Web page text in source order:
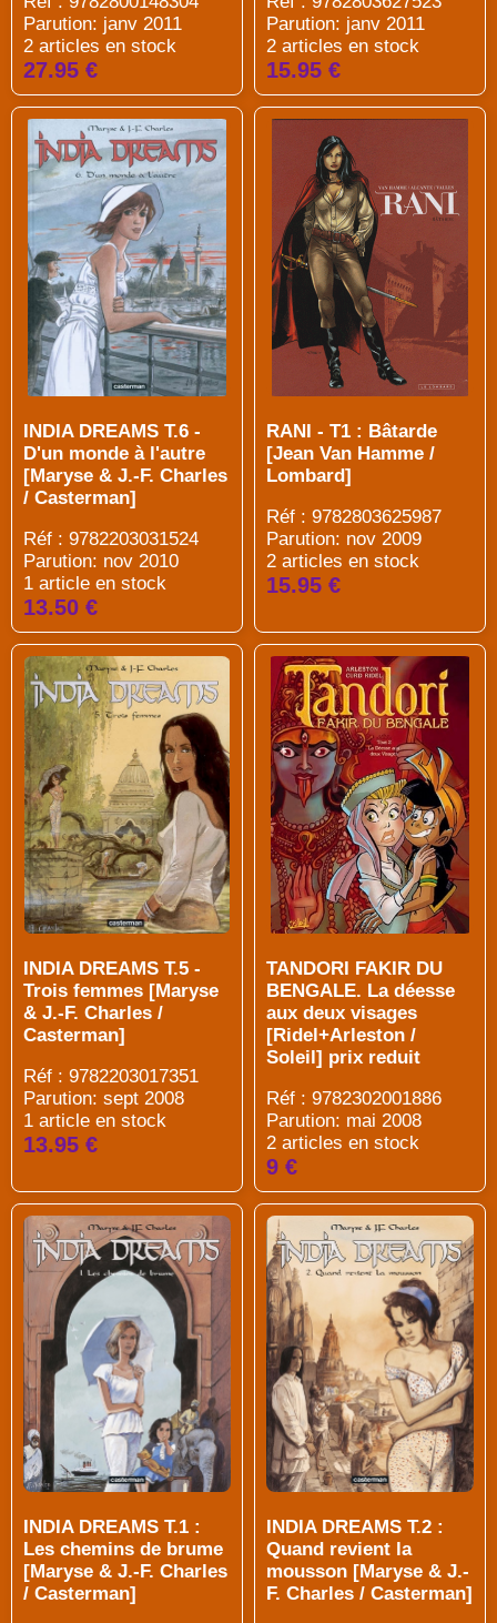
Parution: janv 2011
2 articles en stock
27.95 €
Parution: janv 2011
2 articles en stock
15.95 €
INDIA DREAMS T.6 -
D'un monde à l'autre
[Maryse & J.-F. Charles
/ Casterman]
Réf : 9782203031524
Parution: nov 2010
1 article en stock
13.50 €
RANI - T1 : Bâtarde
[Jean Van Hamme /
Lombard]
Réf : 9782803625987
Parution: nov 2009
2 articles en stock
15.95 €
INDIA DREAMS T.5 -
Trois femmes [Maryse
& J.-F. Charles /
Casterman]
Réf : 9782203017351
Parution: sept 2008
1 article en stock
13.95 €
TANDORI FAKIR DU
BENGALE. La déesse
aux deux visages
[Ridel+Arleston /
Soleil] prix reduit
Réf : 9782302001886
Parution: mai 2008
2 articles en stock
9 €
INDIA DREAMS T.1 :
Les chemins de brume
[Maryse & J.-F. Charles
/ Casterman]
INDIA DREAMS T.2 :
Quand revient la
mousson [Maryse & J.-
F. Charles / Casterman]